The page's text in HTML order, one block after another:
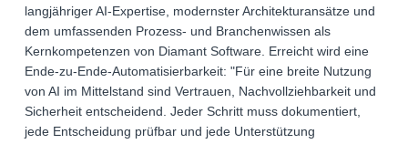
langjähriger AI-Expertise, modernster Architekturansätze und
dem umfassenden Prozess- und Branchenwissen als
Kernkompetenzen von Diamant Software. Erreicht wird eine
Ende-zu-Ende-Automatisierbarkeit: "Für eine breite Nutzung
von AI im Mittelstand sind Vertrauen, Nachvollziehbarkeit und
Sicherheit entscheidend. Jeder Schritt muss dokumentiert,
jede Entscheidung prüfbar und jede Unterstützung